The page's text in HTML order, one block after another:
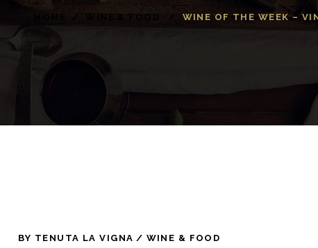
/ WINE & FOOD / WINE OF THE WEEK –
BY TENUTA LA VIGNA WINE & FOOD